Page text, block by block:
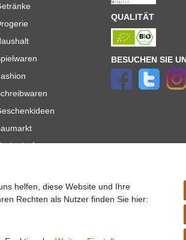
QUALITÄT
BESUCHEN SIE
Lieferzeiten für andere Länder entnehmen Sie bitte der
für Deutschland, diese ändern sich je nach Auswahl
helfen, diese Website und Ihre
Rechten als Nutzer finden Sie hier: